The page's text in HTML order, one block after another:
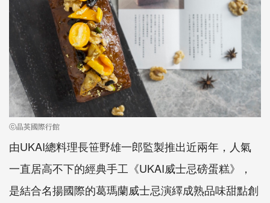
ⓒ晶英國際行館
由UKAI總料理長笹野雄一郎監製推出近兩年，人氣
一直居高不下的經典手工《UKAI威士忌磅蛋糕》，
是結合名揚國際的葛瑪蘭威士忌演繹成熟品味甜點創